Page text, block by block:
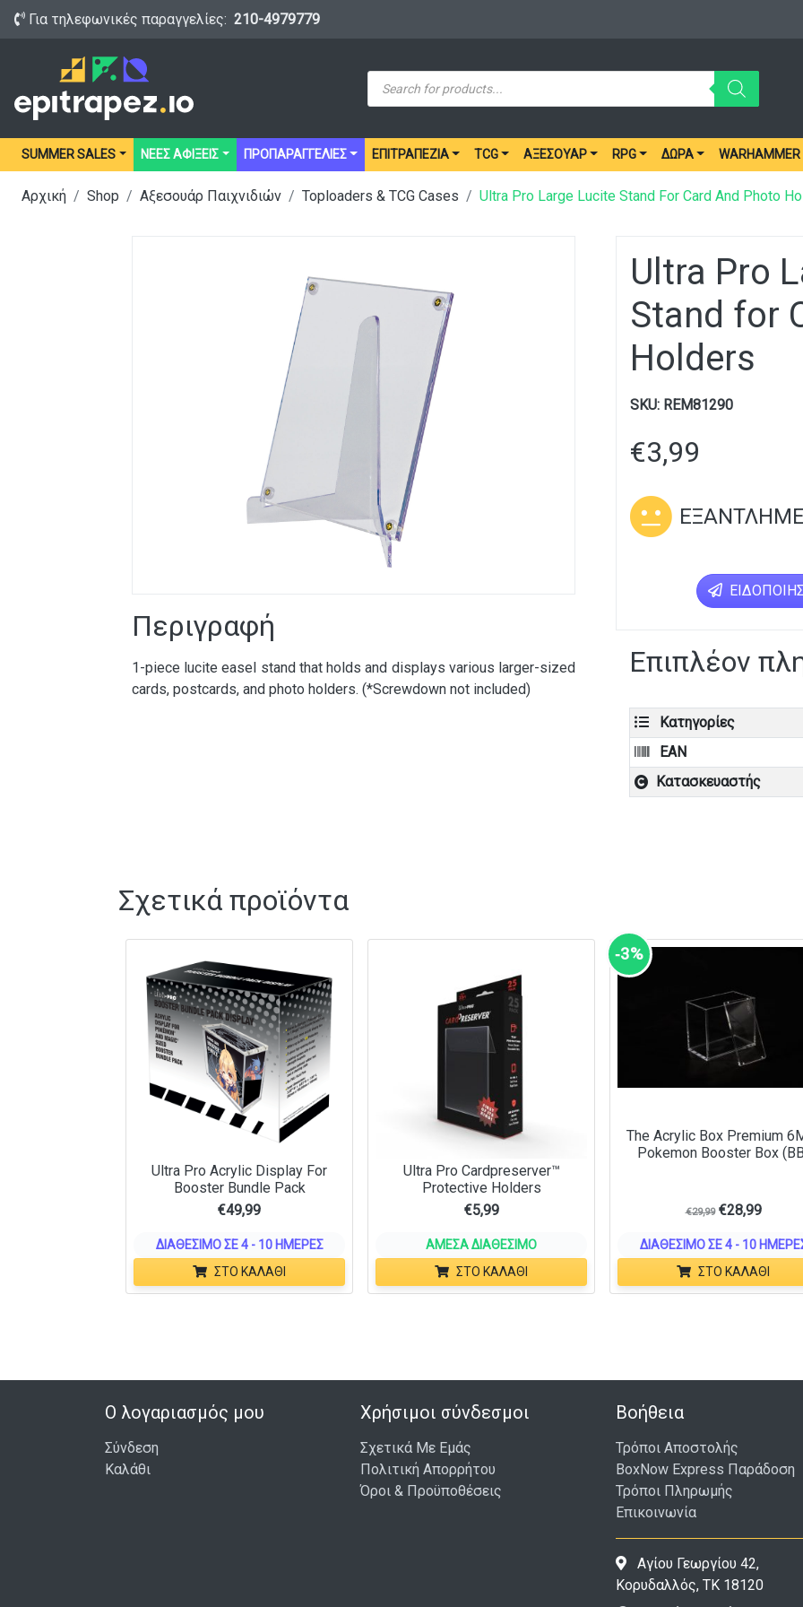
Για τηλεφωνικές παραγγελίες: 210-4979779
Products
search
SUMMER SALES ΝΕΕΣ ΑΦΙΞΕΙΣ ΠΡΟΠΑΡΑΓΓΕΛΙΕΣ ΕΠΙΤΡΑΠΈΖΙΑ TCG ΑΞΕΣΟΥΆΡ RPG ΔΏΡΑ WARHAMMER
Αρχική Shop Αξεσουάρ Παιχνιδιών Toploaders & TCG Cases Ultra Pro Large Lucite Stand For Card And Photo
Περιγραφή
1-piece lucite easel stand that holds and displays various larger-sized
cards, postcards, and photo holders. (*Screwdown not included)
Ultra Pro
Stand for
Holders
SKU: REM81290
€3,99
Επιπλέον
Κατηγορίες
EAN
Κατασκευαστής
Σχετικά προϊόντα
Ultra Pro Acrylic Display For
Booster Bundle Pack
€49,99
ΔΙΑΘΈΣΙΜΟ ΣΕ 4 - 10 ΗΜΈΡΕΣ
ΣΤΟ ΚΑΛΆΘΙ
Ultra Pro Cardpreserver™
Protective Holders
€5,99
ΆΜΕΣΑ ΔΙΑΘΈΣΙΜΟ
ΣΤΟ ΚΑΛΆΘΙ
‑3%
The Acrylic Box Premium
Pokemon Booster Box
€29,99 €28,99
ΔΙΑΘΈΣΙΜΟ ΣΕ 4 - 10
ΣΤΟ ΚΑΛΆΘΙ
Ο λογαριασμός μου
Σύνδεση
Καλάθι
Χρήσιμοι σύνδεσμοι
Σχετικά Με Εμάς
Πολιτική Απορρήτου
Όροι & Προϋποθέσεις
Βοήθεια
Τρόποι Αποστολής
BoxNow Express Παράδοση
Τρόποι Πληρωμής
Επικοινωνία
Αγίου Γεωργίου 42,
Κορυδαλλός, ΤΚ 18120